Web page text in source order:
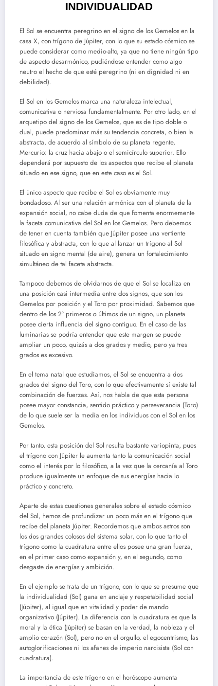
INDIVIDUALIDAD
El Sol se encuentra peregrino en el signo de los Gemelos en la
casa X, con trígono de Júpiter, con lo que su estado cósmico se
puede considerar como medio-alto, ya que no tiene ningún tipo
de aspecto desarmónico, pudiéndose entender como algo
neutro el hecho de que esté peregrino (ni en dignidad ni en
debilidad).
El Sol en los Gemelos marca una naturaleza intelectual,
comunicativa o nerviosa fundamentalmente. Por otro lado, en el
arquetipo del signo de los Gemelos, que es de tipo doble o
dual, puede predominar más su tendencia concreta, o bien la
abstracta, de acuerdo al símbolo de su planeta regente,
Mercurio: la cruz hacia abajo o el semicírculo superior. Ello
dependerá por supuesto de los aspectos que recibe el planeta
situado en ese signo, que en este caso es el Sol.
El único aspecto que recibe el Sol es obviamente muy
bondadoso. Al ser una relación armónica con el planeta de la
expansión social, no cabe duda de que fomenta enormemente
la faceta comunicativa del Sol en los Gemelos. Pero debemos
de tener en cuenta también que Júpiter posee una vertiente
filosófica y abstracta, con lo que al lanzar un trígono al Sol
situado en signo mental (de aire), genera un fortalecimiento
simultáneo de tal faceta abstracta.
Tampoco debemos de olvidarnos de que el Sol se localiza en
una posición casi intermedia entre dos signos, que son los
Gemelos por posición y el Toro por proximidad. Sabemos que
dentro de los 2º primeros o últimos de un signo, un planeta
posee cierta influencia del signo contiguo. En el caso de las
luminarias se podría entender que este margen se puede
ampliar un poco, quizás a dos grados y medio, pero ya tres
grados es excesivo.
En el tema natal que estudiamos, el Sol se encuentra a dos
grados del signo del Toro, con lo que efectivamente sí existe tal
combinación de fuerzas. Así, nos habla de que esta persona
posee mayor constancia, sentido práctico y perseverancia (Toro)
de lo que suele ser la media en los individuos con el Sol en los
Gemelos.
Por tanto, esta posición del Sol resulta bastante variopinta, pues
el trígono con Júpiter le aumenta tanto la comunicación social
como el interés por lo filosófico, a la vez que la cercanía al Toro
produce igualmente un enfoque de sus energías hacia lo
práctico y concreto.
Aparte de estas cuestiones generales sobre el estado cósmico
del Sol, hemos de profundizar un poco más en el trígono que
recibe del planeta Júpiter. Recordemos que ambos astros son
los dos grandes colosos del sistema solar, con lo que tanto el
trígono como la cuadratura entre ellos posee una gran fuerza,
en el primer caso como expansión y, en el segundo, como
desgaste de energías y ambición.
En el ejemplo se trata de un trígono, con lo que se presume que
la individualidad (Sol) gana en anclaje y respetabilidad social
(Júpiter), al igual que en vitalidad y poder de mando
organizativo (Júpiter). La diferencia con la cuadratura es que la
moral y la ética (Júpiter) se basan en la verdad, la nobleza y el
amplio corazón (Sol), pero no en el orgullo, el egocentrismo, las
autoglorificaciones ni los afanes de imperio narcisista (Sol con
cuadratura).
La importancia de este trígono en el horóscopo aumenta